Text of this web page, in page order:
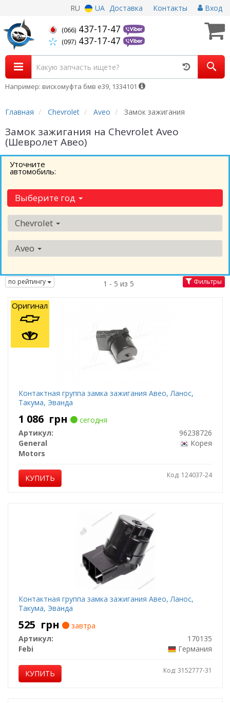
RU UA Доставка Контакты Вход
(066) 437-17-47
(097) 437-17-47
Например: вискомуфта бмв е39, 1334101
Главная Chevrolet Aveo Замок зажигания
Замок зажигания на Chevrolet Aveo
(Шевролет Авео)
Уточните
автомобиль:
Выберите год
Chevrolet
Aveo
по рейтингу 1 - 5 из 5 Фильтры
Контактная группа замка зажигания Авео, Ланос,
Такума, Эванда
1 086 грн
сегодня
Артикул:
96238726
General
Motors
Корея
КУПИТЬ Код: 124037-24
Оригинал
Контактная группа замка зажигания Авео, Ланос,
Такума, Эванда
525 грн
завтра
Артикул:
170135
Febi
Германия
КУПИТЬ Код: 3152777-31